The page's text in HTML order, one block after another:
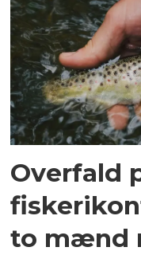
Overfald
to mænd